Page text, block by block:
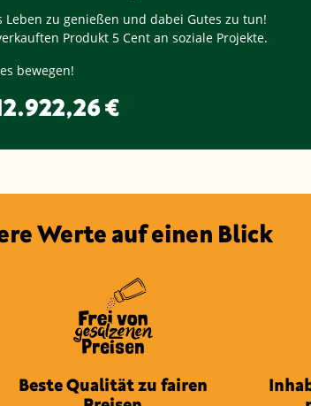
Leben zu genießen und dabei Gutes zu tun!
Produkt 5 Cent an soziale Projekte.
bewegen!
€
Werte auf einen Blick
Beste Qualität zu fairen